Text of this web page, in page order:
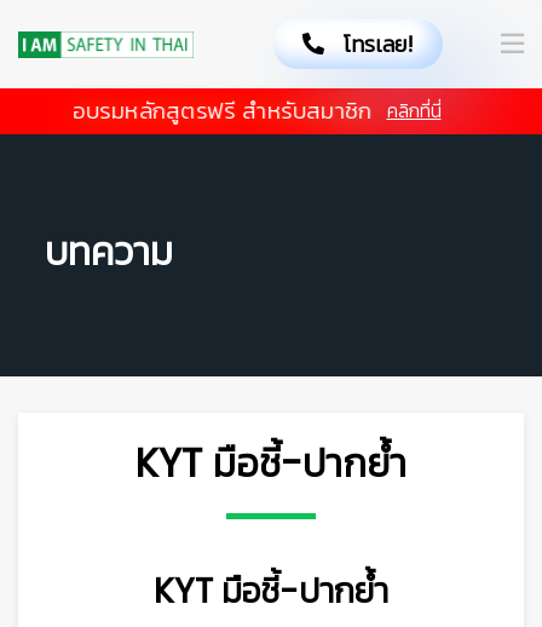
โทรเลย!
อบรมหลักสูตรฟรี สำหรับสมาชิก คลิกที่นี่
👷
บทความ
KYT มือชี้-ปากย้ำ
KYT มือชี้-ปากย้ำ